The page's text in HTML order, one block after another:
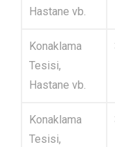
Hastane vb.
Konaklama
Tesisi,
Hastane vb.
Konaklama
Tesisi,